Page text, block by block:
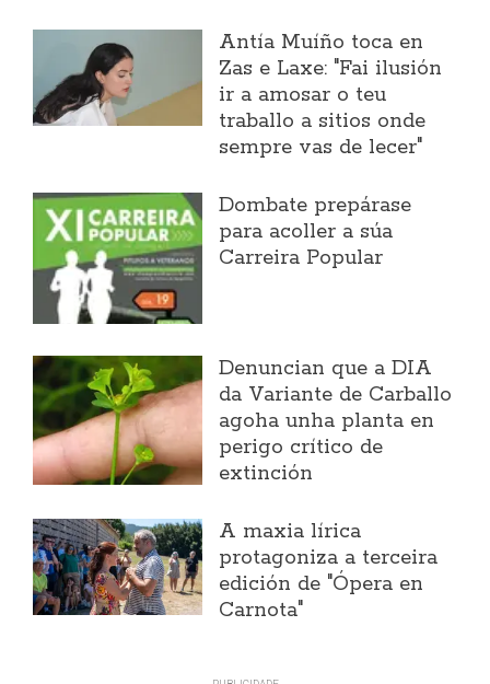
Antía Muíño toca en
Zas e Laxe: "Fai ilusión
ir a amosar o teu
traballo a sitios onde
sempre vas de lecer"
Dombate prepárase
para acoller a súa
Carreira Popular
Denuncian que a DIA
da Variante de Carballo
agoha unha planta en
perigo crítico de
extinción
A maxia lírica
protagoniza a terceira
edición de "Ópera en
Carnota"